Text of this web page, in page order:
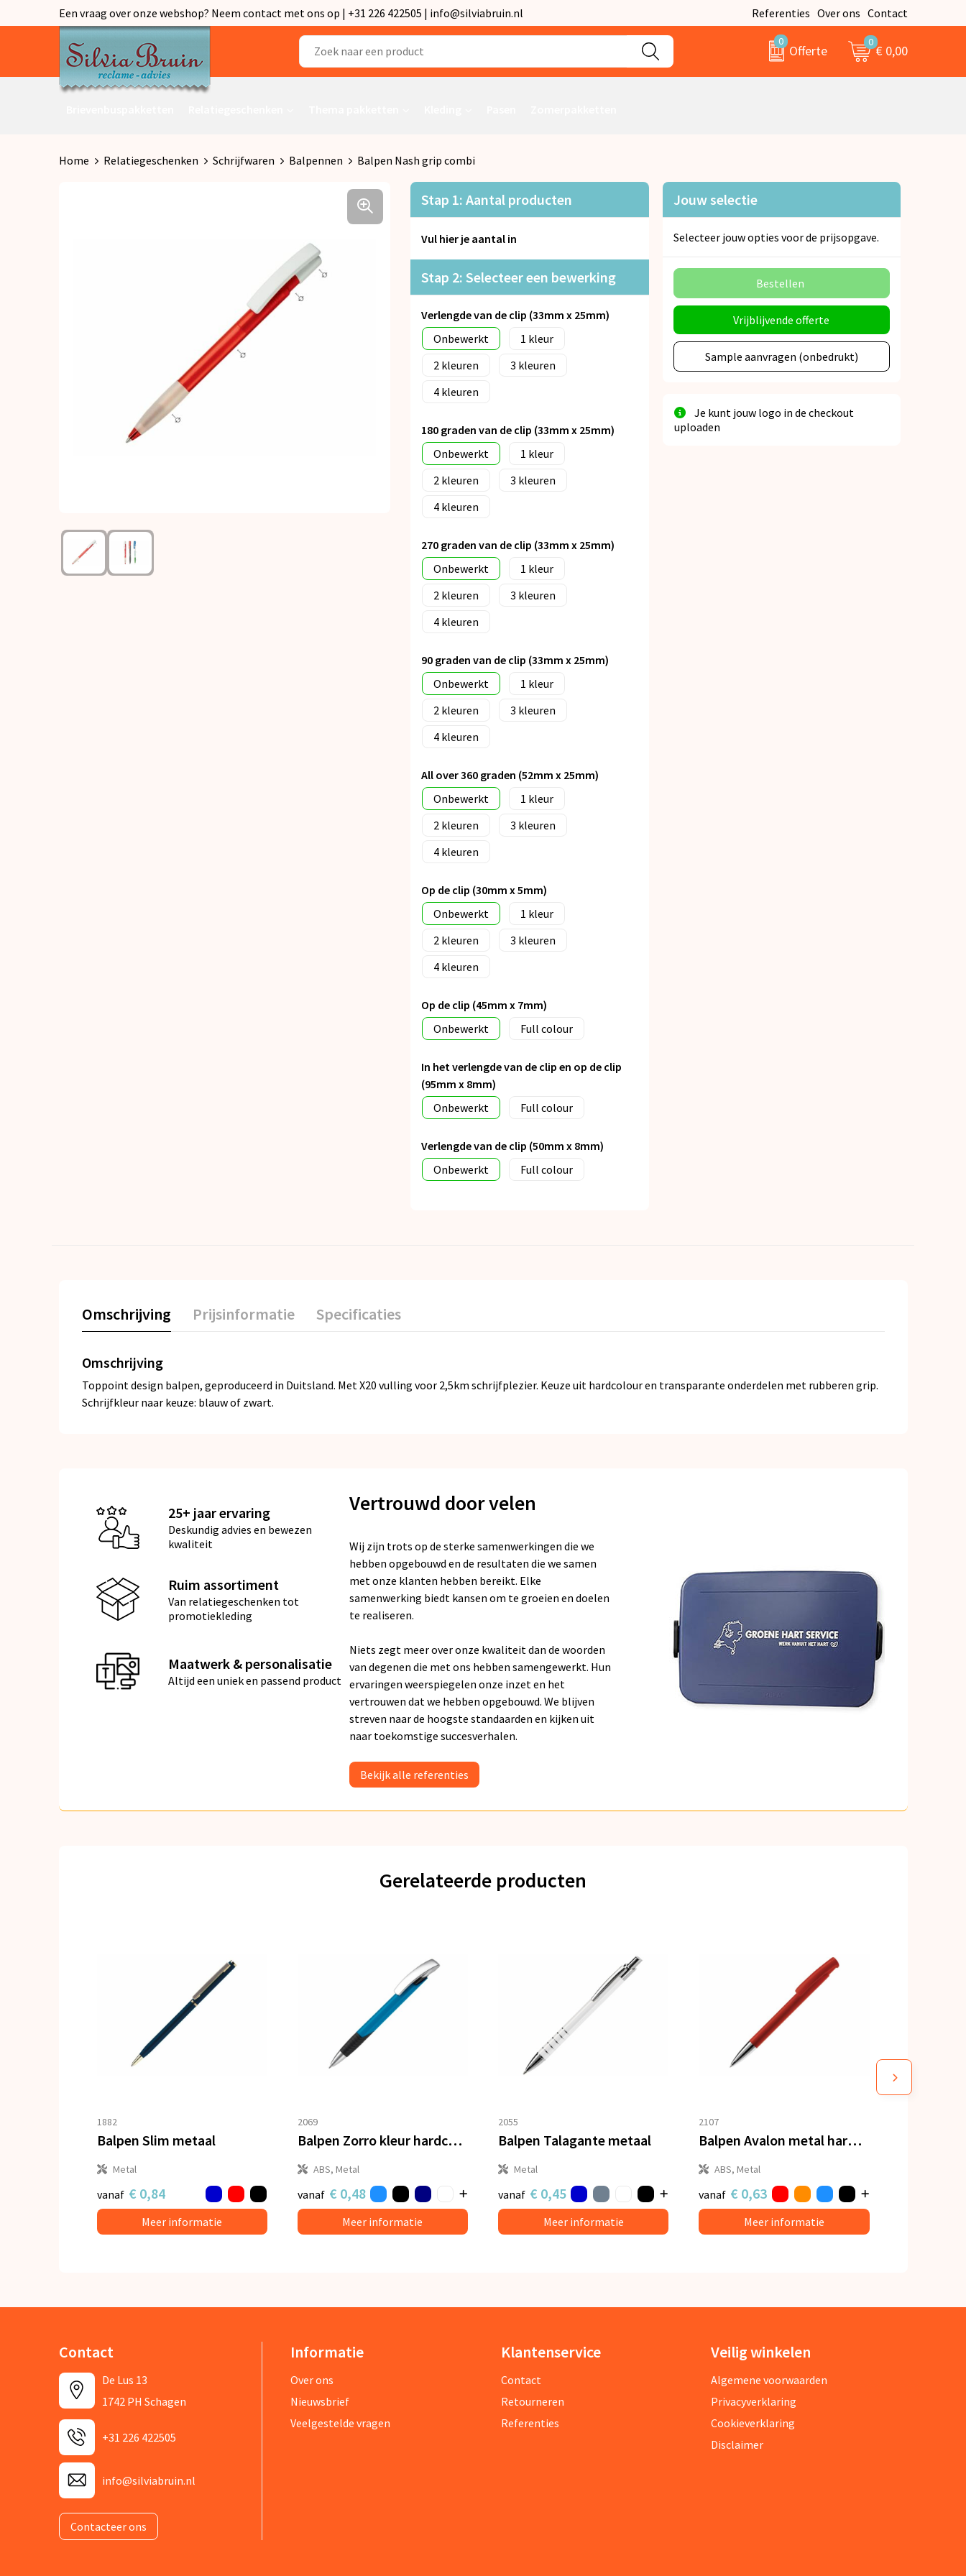
Een vraag over onze webshop? Neem contact met ons op | +31 226 422505 | info@silviabruin.nl Referenties Over ons Contact
0
Offerte
0
€ 0,00
Home Relatiegeschenken Schrijfwaren Balpennen Balpen Nash grip combi
Stap 1: Aantal producten
Vul hier je aantal in
Stap 2: Selecteer een bewerking
Verlengde van de clip (33mm x 25mm)
Onbewerkt
1
2
3
4
180 graden van de clip (33mm x 25mm)
Onbewerkt
1
2
3
4
270 graden van de clip (33mm x 25mm)
Onbewerkt
1
2
3
4
90 graden van de clip (33mm x 25mm)
Onbewerkt
1
2
3
4
All over 360 graden (52mm x 25mm)
Onbewerkt
1
2
3
4
Op de clip (30mm x 5mm)
Onbewerkt
1
2
3
4
Op de clip (45mm x 7mm)
Onbewerkt
Full colour
In het verlengde van de clip en op de clip
(95mm x 8mm)
Onbewerkt
Full colour
Verlengde van de clip (50mm x 8mm)
Onbewerkt
Full colour
Jouw selectie
Selecteer jouw opties voor de prijsopgave.
Bestellen
Vrijblijvende offerte
Sample aanvragen (onbedrukt)
Je kunt jouw logo in de checkout
uploaden
Omschrijving Prijsinformatie Specificaties
Omschrijving
Toppoint design balpen, geproduceerd in Duitsland. Met X20 vulling voor 2,5km schrijfplezier. Keuze uit hardcolour en transparante onderdelen met rubberen grip.
Schrijfkleur naar keuze: blauw of zwart.
25+ jaar ervaring
Deskundig advies en bewezen
kwaliteit
Ruim assortiment
Van relatiegeschenken tot
promotiekleding
Maatwerk & personalisatie
Altijd een uniek en passend product
Vertrouwd door velen
Wij zijn trots op de sterke samenwerkingen die we
hebben opgebouwd en de resultaten die we samen
met onze klanten hebben bereikt. Elke
samenwerking biedt kansen om te groeien en doelen
te realiseren.
Niets zegt meer over onze kwaliteit dan de woorden
van degenen die met ons hebben samengewerkt. Hun
ervaringen weerspiegelen onze inzet en het
vertrouwen dat we hebben opgebouwd. We blijven
streven naar de hoogste standaarden en kijken uit
naar toekomstige succesverhalen.
Bekijk alle referenties
Gerelateerde producten
1882
Balpen Slim metaal
Metal
vanaf € 0,84
Meer informatie
2069
Balpen Zorro kleur hardcolour
ABS, Metal
vanaf € 0,48
Meer informatie
2055
Balpen Talagante metaal
Metal
vanaf € 0,45
Meer informatie
2107
Balpen Avalon metal hardcolour
ABS, Metal
vanaf € 0,63
Meer informatie
Contact
De Lus 13
1742 PH Schagen
+31 226 422505
info@silviabruin.nl
Contacteer ons
Informatie
Over ons
Nieuwsbrief
Veelgestelde vragen
Klantenservice
Contact
Retourneren
Referenties
Veilig winkelen
Algemene voorwaarden
Privacyverklaring
Cookieverklaring
Disclaimer